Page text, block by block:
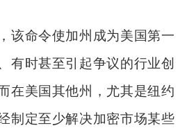
该命令使加州成为美国第一
有时甚至引起争议的行业创
在美国其他州，尤其是纽约
制定至少解决加密市场某些